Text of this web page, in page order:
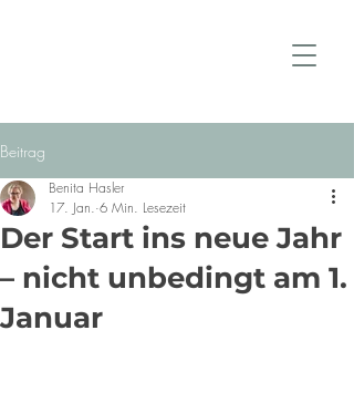
Beitrag
Der Start ins neue Jahr
– nicht unbedingt am 1.
Januar
Benita Hasler
17. Jan. 6 Min. Lesezeit